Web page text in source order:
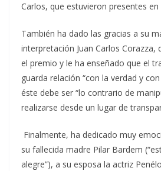
Carlos, que estuvieron presentes en
También ha dado las gracias a su
interpretación Juan Carlos Corazza,
el premio y le ha enseñado que el
guarda relación “con la verdad y
éste debe ser “lo contrario de
realizarse desde un lugar de
Finalmente, ha dedicado muy
su fallecida madre Pilar Bardem
alegre”), a su esposa la actriz